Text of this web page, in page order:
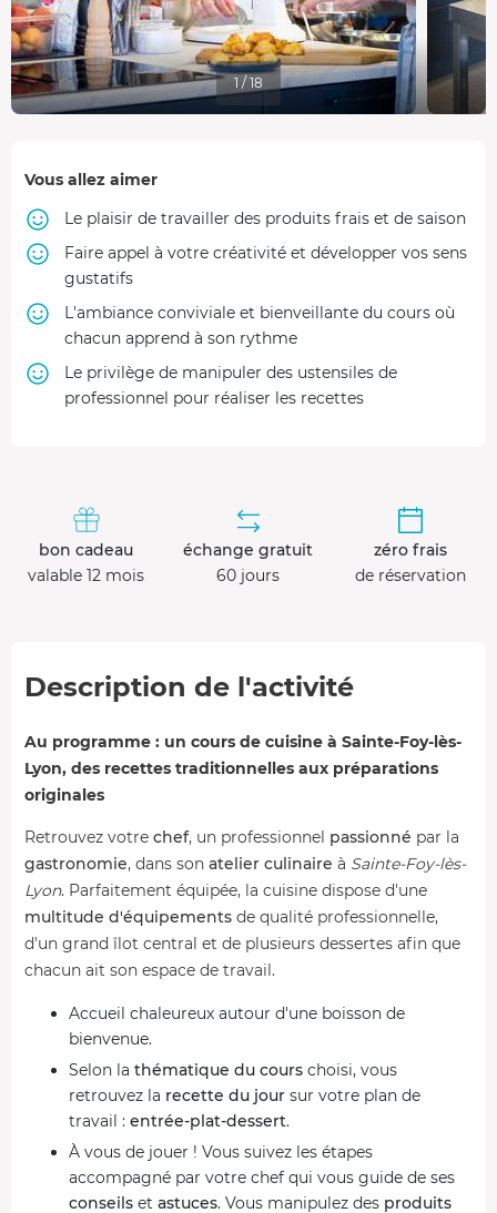
1 / 18
Vous allez aimer
Le plaisir de travailler des produits frais et de saison
Faire appel à votre créativité et développer vos sens
gustatifs
L'ambiance conviviale et bienveillante du cours où
chacun apprend à son rythme
Le privilège de manipuler des ustensiles de
professionnel pour réaliser les recettes
bon cadeau
valable 12 mois
échange gratuit
60 jours
zéro frais
de réservation
Description de l'activité
Au programme : un cours de cuisine à Sainte-Foy-lès-
Lyon, des recettes traditionnelles aux préparations
originales
Retrouvez votre chef, un professionnel passionné par la
gastronomie, dans son atelier culinaire à Sainte-Foy-lès-
Lyon. Parfaitement équipée, la cuisine dispose d'une
multitude d'équipements de qualité professionnelle,
d'un grand îlot central et de plusieurs dessertes afin que
chacun ait son espace de travail.
Accueil chaleureux autour d'une boisson de
bienvenue.
Selon la thématique du cours choisi, vous
retrouvez la recette du jour sur votre plan de
travail : entrée-plat-dessert.
À vous de jouer ! Vous suivez les étapes
accompagné par votre chef qui vous guide de ses
conseils et astuces. Vous manipulez des produits